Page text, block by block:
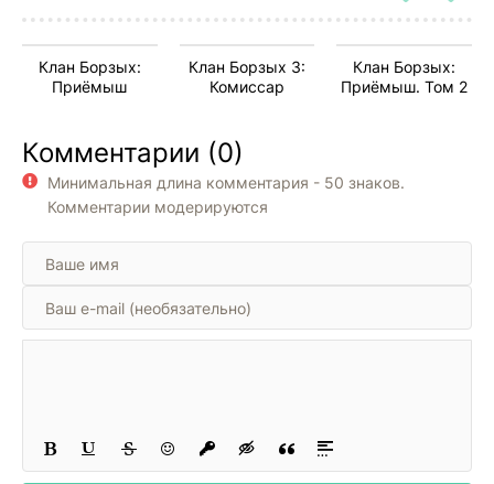
Клан Борзых:
Приёмыш
Клан Борзых 3:
Комиссар
Клан Борзых:
Приёмыш. Том 2
Комментарии (0)
Минимальная длина комментария - 50 знаков.
Комментарии модерируются